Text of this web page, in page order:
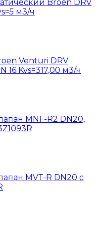
Broen DRV
м3/ч
Venturi DRV
16 Kvs=317,00 м3/ч
MNF-R2 DN20,
MVT-R DN20 с